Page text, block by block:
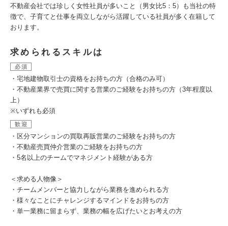
不動産会社では珍しく女性社員が多いこと（男女比5：5）も当社の特
徴で、子育てと仕事を両立しながら活躍している社員が多く在籍して
おります。
求められるスキルは
必須
・宅地建物取引士の資格をお持ちの方（合格のみ可）
・不動産業界で売買に関する営業のご経験をお持ちの方（3年程度以
上）
※いずれも必須
歓迎
・区分マンションの買取再販営業のご経験をお持ちの方
・不動産売買仲介営業のご経験をお持ちの方
・5名以上のチームでマネジメント経験がある方
＜求める人物像＞
・チームメンバーと協力しながら業務を進められる方
・様々なことにチャレンジするマインドをお持ちの方
・単一業務に留まらず、業務の幅を広げたいとお考えの方